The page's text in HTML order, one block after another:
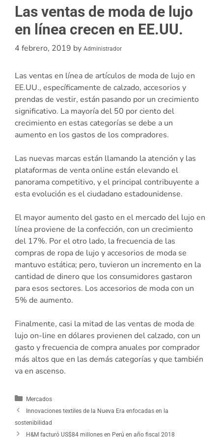
Las ventas de moda de lujo
en línea crecen en EE.UU.
4 febrero, 2019 by Administrador
Las ventas en línea de artículos de moda de lujo en
EE.UU., específicamente de calzado, accesorios y
prendas de vestir, están pasando por un crecimiento
significativo. La mayoría del 50 por ciento del
crecimiento en estas categorías se debe a un
aumento en los gastos de los compradores.
Las nuevas marcas están llamando la atención y las
plataformas de venta online están elevando el
panorama competitivo, y el principal contribuyente a
esta evolución es el ciudadano estadounidense.
El mayor aumento del gasto en el mercado del lujo en
línea proviene de la confección, con un crecimiento
del 17%. Por el otro lado, la frecuencia de las
compras de ropa de lujo y accesorios de moda se
mantuvo estática; pero, tuvieron un incremento en la
cantidad de dinero que los consumidores gastaron
para esos sectores. Los accesorios de moda con un
5% de aumento.
Finalmente, casi la mitad de las ventas de moda de
lujo on-line en dólares provienen del calzado, con un
gasto y frecuencia de compra anuales por comprador
más altos que en las demás categorías y que también
va en ascenso.
Mercados
Innovaciones textiles de la Nueva Era enfocadas en la
sostenibilidad
H&M facturó US$84 millones en Perú en año fiscal 2018